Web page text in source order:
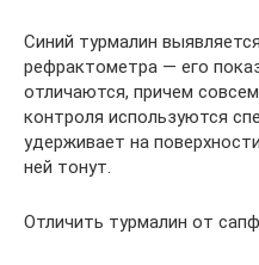
Синий турмалин
рефрактометра — его
отличаются, причем
контроля используются
удерживает на
ней тонут.
Отличить турмалин от